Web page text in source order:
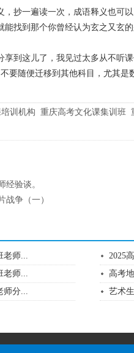
抄一遍读一次，成语释义也可
找到那个你曾经认为玄之又玄
享到这儿了，我见过太多从不听
要随便迁移到其他科目，尤其是
训机构 重庆高考文化课集训班
经验谈。
战争（一）
师...
2025
师...
高考
分...
艺术